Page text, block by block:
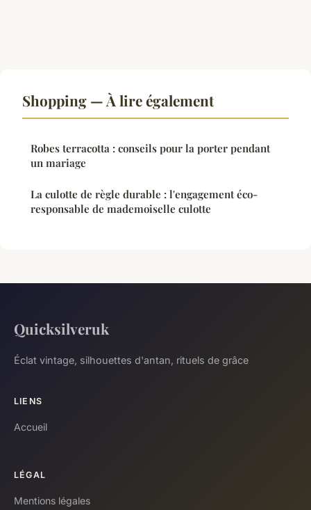
Shopping — À lire également
Robes terracotta : conseils pour la porter pendant
un mariage
La culotte de règle durable : l'engagement éco-
responsable de mademoiselle culotte
Quicksilveruk
Éclat vintage, silhouettes d'antan, rituels de grâce
LIENS
Accueil
LÉGAL
Mentions légales